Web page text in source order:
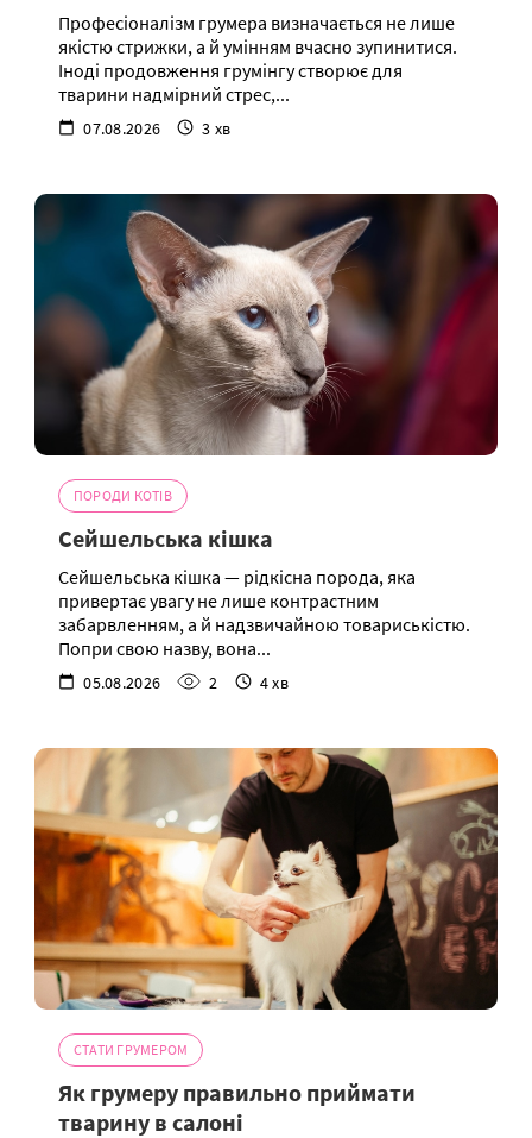
Професіоналізм грумера визначається не лише
якістю стрижки, а й умінням вчасно зупинитися.
Іноді продовження грумінгу створює для
тварини надмірний стрес,...
07.08.2026 3 хв
ПОРОДИ КОТІВ
Сейшельська кішка
Сейшельська кішка — рідкісна порода, яка
привертає увагу не лише контрастним
забарвленням, а й надзвичайною товариськістю.
Попри свою назву, вона...
05.08.2026 2 4 хв
СТАТИ ГРУМЕРОМ
Як грумеру правильно приймати
тварину в салоні